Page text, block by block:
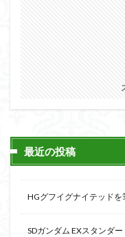
最近の投稿
HGグフイグナイテッド
SDガンダム EXスタンダ